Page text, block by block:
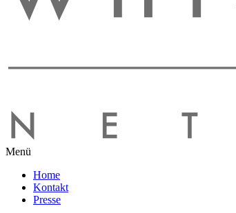
Menü
Home
Kontakt
Presse